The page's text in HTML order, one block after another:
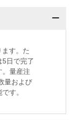
す。た
5日で完了
。量産注
量および
す。